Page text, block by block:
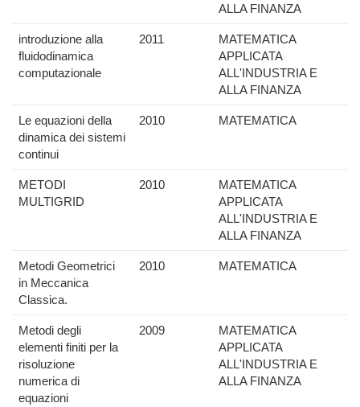
ALLA FINANZA
introduzione alla
fluidodinamica
computazionale
2011
MATEMATICA
APPLICATA
ALL'INDUSTRIA E
ALLA FINANZA
Le equazioni della
dinamica dei sistemi
continui
2010 MATEMATICA
METODI
MULTIGRID
2010
MATEMATICA
APPLICATA
ALL'INDUSTRIA E
ALLA FINANZA
Metodi Geometrici
in Meccanica
Classica.
2010 MATEMATICA
Metodi degli
elementi finiti per la
risoluzione
numerica di
equazioni
2009
MATEMATICA
APPLICATA
ALL'INDUSTRIA E
ALLA FINANZA